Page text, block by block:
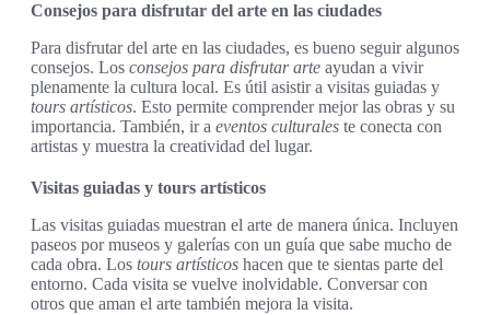
Consejos para disfrutar del arte en las ciudades
Para disfrutar del arte en las ciudades, es bueno seguir algunos
consejos. Los consejos para disfrutar arte ayudan a vivir
plenamente la cultura local. Es útil asistir a visitas guiadas y
tours artísticos. Esto permite comprender mejor las obras y su
importancia. También, ir a eventos culturales te conecta con
artistas y muestra la creatividad del lugar.
Visitas guiadas y tours artísticos
Las visitas guiadas muestran el arte de manera única. Incluyen
paseos por museos y galerías con un guía que sabe mucho de
cada obra. Los tours artísticos hacen que te sientas parte del
entorno. Cada visita se vuelve inolvidable. Conversar con
otros que aman el arte también mejora la visita.